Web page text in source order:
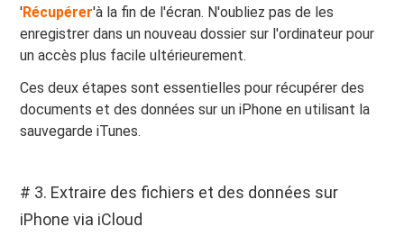
'Récupérer'à la fin de l'écran. N'oubliez pas de les
enregistrer dans un nouveau dossier sur l'ordinateur pour
un accès plus facile ultérieurement.
Ces deux étapes sont essentielles pour récupérer des
documents et des données sur un iPhone en utilisant la
sauvegarde iTunes.
# 3. Extraire des fichiers et des données sur
iPhone via iCloud